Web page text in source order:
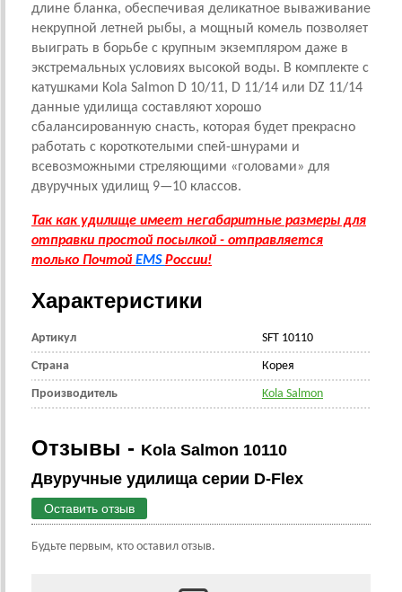
длине бланка, обеспечивая деликатное вываживание
некрупной летней рыбы, а мощный комель позволяет
выиграть в борьбе с крупным экземпляром даже в
экстремальных условиях высокой воды. В комплекте с
катушками Kola Salmon D 10/11, D 11/14 или DZ 11/14
данные удилища составляют хорошо
сбалансированную снасть, которая будет прекрасно
работать с короткотелыми спей-шнурами и
всевозможными стреляющими «головами» для
двуручных удилищ 9—10 классов.
Так как удилище имеет негабаритные размеры для
отправки простой посылкой - отправляется
только Почтой EMSРоссии!
Характеристики
Артикул SFT 10110
Страна Корея
Производитель Kola Salmon
Отзывы - Kola Salmon 10110
Двуручные удилища серии D-Flex
Оставить отзыв
Будьте первым, кто оставил отзыв.